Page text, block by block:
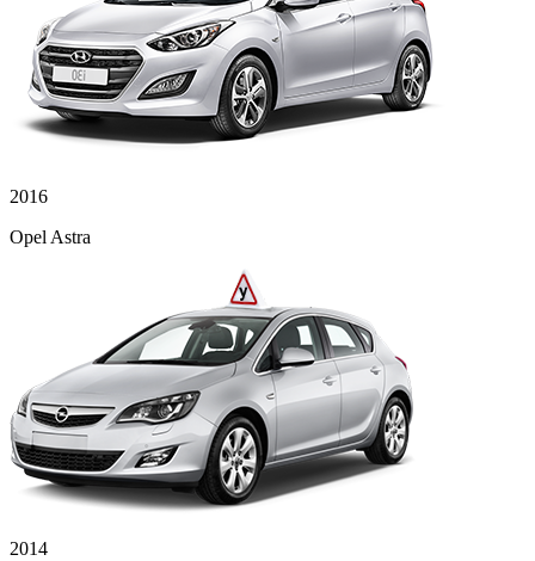
2016
Opel Astra
2014